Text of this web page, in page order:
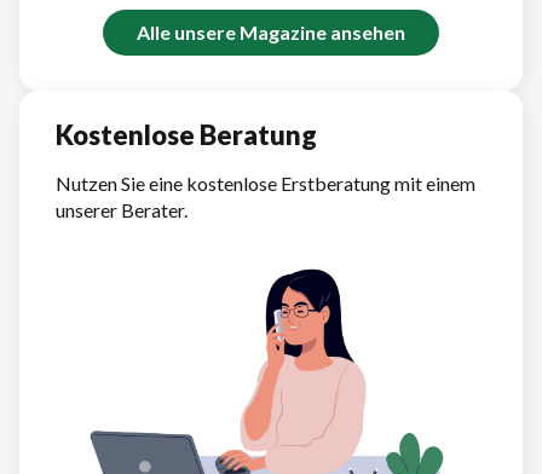
Alle unsere Magazine ansehen
Kostenlose Beratung
Nutzen Sie eine kostenlose Erstberatung mit einem
unserer Berater.